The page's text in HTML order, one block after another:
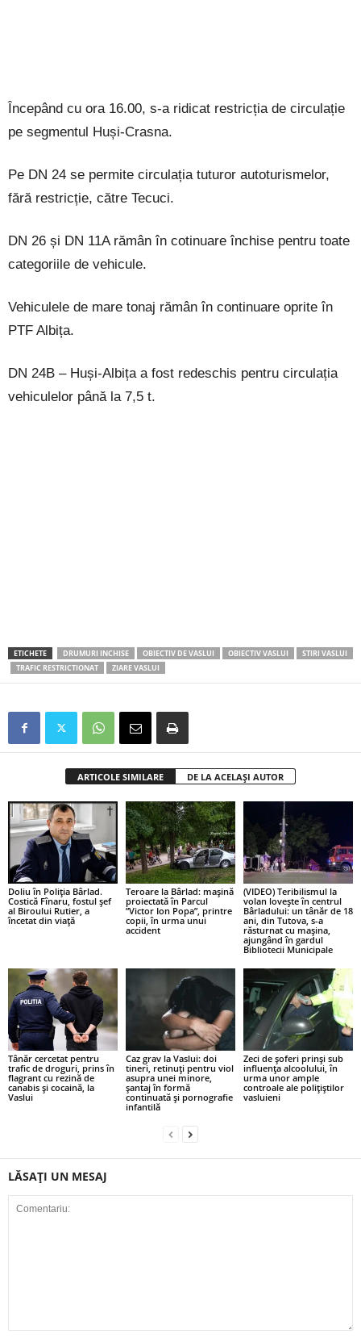
Începând cu ora 16.00, s-a ridicat restricția de circulație
pe segmentul Huși-Crasna.
Pe DN 24 se permite circulația tuturor autoturismelor,
fără restricție, către Tecuci.
DN 26 și DN 11A rămân în cotinuare închise pentru toate
categoriile de vehicule.
Vehiculele de mare tonaj rămân în continuare oprite în
PTF Albița.
DN 24B – Huși-Albița a fost redeschis pentru circulația
vehiculelor până la 7,5 t.
ETICHETE DRUMURI INCHISE OBIECTIV DE VASLUI OBIECTIV VASLUI
STIRI VASLUI
TRAFIC RESTRICTIONAT
ZIARE VASLUI
ARTICOLE SIMILARE DE LA ACELAȘI AUTOR
Doliu în Poliția Bârlad.
Costică Fînaru, fostul șef
al Biroului Rutier, a
încetat din viață
Teroare la Bârlad: mașină
proiectată în Parcul
”Victor Ion Popa”, printre
copii, în urma unui
accident
(VIDEO) Teribilismul la
volan lovește în centrul
Bârladului: un tânăr de 18
ani, din Tutova, s-a
răsturnat cu mașina,
ajungând în gardul
Bibliotecii Municipale
Tânăr cercetat pentru
trafic de droguri, prins în
flagrant cu rezină de
canabis și cocaină, la
Vaslui
Caz grav la Vaslui: doi
tineri, retinuți pentru viol
asupra unei minore,
șantaj în formă
continuată și pornografie
infantilă
Zeci de șoferi prinși sub
influența alcoolului, în
urma unor ample
controale ale polițiștilor
vasluieni
LĂSAȚI UN MESAJ